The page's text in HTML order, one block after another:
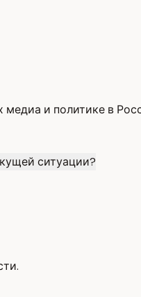
и политике в
ситуации?